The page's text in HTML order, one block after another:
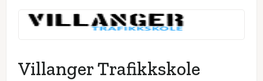
Villanger Trafikkskole